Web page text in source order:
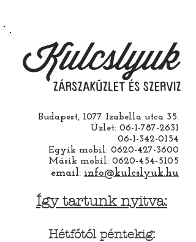
Budapest, 1077 Izabella utca 35.
Üzlet: 06-1-787-2631
06-1-342-0154
Egyik mobil: 0620-427-3600
Másik mobil: 0620-454-5105
email: info@kulcslyuk.hu
Így tartunk nyitva:
Hétfőtől péntekig: